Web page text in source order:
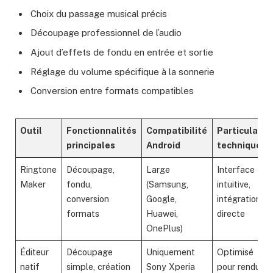
Choix du passage musical précis
Découpage professionnel de l’audio
Ajout d’effets de fondu en entrée et sortie
Réglage du volume spécifique à la sonnerie
Conversion entre formats compatibles
Outil
Fonctionnalités
principales
Compatibilité
Android
technique
Ringtone
Maker
Découpage,
fondu,
conversion
formats
Large
(Samsung,
Google,
Huawei,
OnePlus)
Interface
intuitive,
intégration
directe
Éditeur
natif
Découpage
simple, création
Uniquement
Sony Xperia
Optimisé
pour rendu